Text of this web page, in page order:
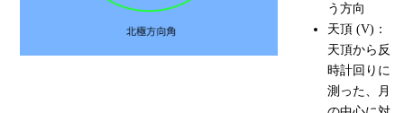
う方向
天頂 (V)：
天頂から反
時計回りに
測った、月